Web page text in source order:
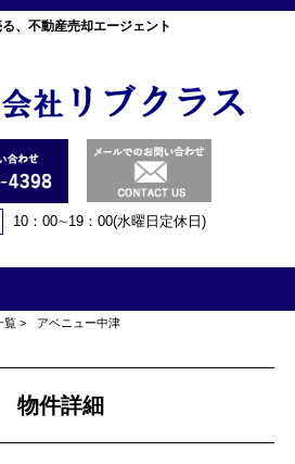
、不動産売却エージェント
10：00∼19：00(水曜日定休日)
覧 > アベニュー中津
物件詳細